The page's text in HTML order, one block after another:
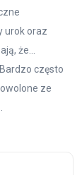
urok oraz
że...
Bardzo często
ze